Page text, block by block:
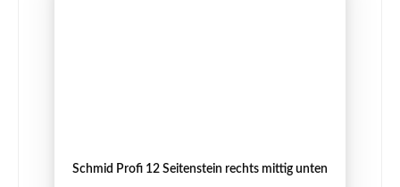
Schmid Profi 12 Seitenstein rechts mittig unten